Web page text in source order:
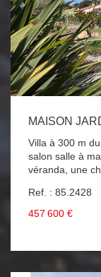
MAISON
Villa à 300 m
salon salle à
véranda, une
américaine
Ref. : 85.2428
457 600 €